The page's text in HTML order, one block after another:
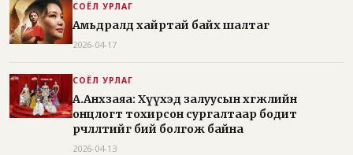
СОЁЛ УРЛАГ
Амьдралд хайртай байх шалтаг
2026-04-17
СОЁЛ УРЛАГ
А.Анхзаяа: Хүүхэд залуусын хөгжлийн
онцлогт тохирсон сургалтаар бодит
өөрчлөлтийг бий болгож байна
2026-04-13